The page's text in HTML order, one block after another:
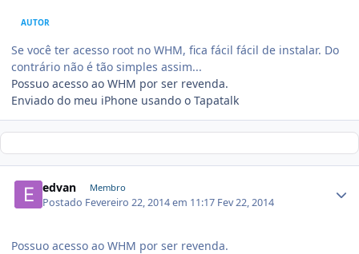
AUTOR
Se você ter acesso root no WHM, fica fácil fácil de instalar. Do
contrário não é tão simples assim...
Possuo acesso ao WHM por ser revenda.
Enviado do meu iPhone usando o Tapatalk
edvan Membro
Postado Fevereiro 22, 2014 em 11:17 Fev 22, 2014
Possuo acesso ao WHM por ser revenda.